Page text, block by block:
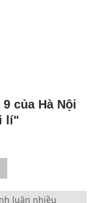
của Hà Nội
lí"
luận nhiều